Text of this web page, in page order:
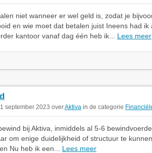
niet wanneer er wel geld is, zodat je
en wie moet dat betalen juist Ineens had ik
kantoor vanaf dag één heb ik... Lees meer
september 2023 overAktiva in de categorie
bij Aktiva, inmiddels al 5-6
om enige duidelijkheid of structuur te
Nu heb ik een... Lees meer